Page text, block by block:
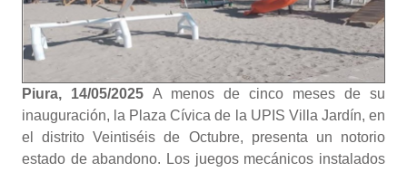
Piura, 14/05/2025 A menos de cinco meses de su
inauguración, la Plaza Cívica de la UPIS Villa Jardín, en
el distrito Veintiséis de Octubre, presenta un notorio
estado de abandono. Los juegos mecánicos instalados